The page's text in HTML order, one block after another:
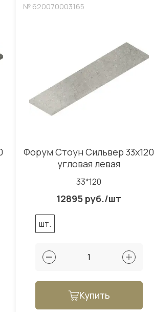
№ 620070003165
Форум Стоун Сильвер 33x120
угловая левая
33*120
12895 руб./шт
шт.
Купить